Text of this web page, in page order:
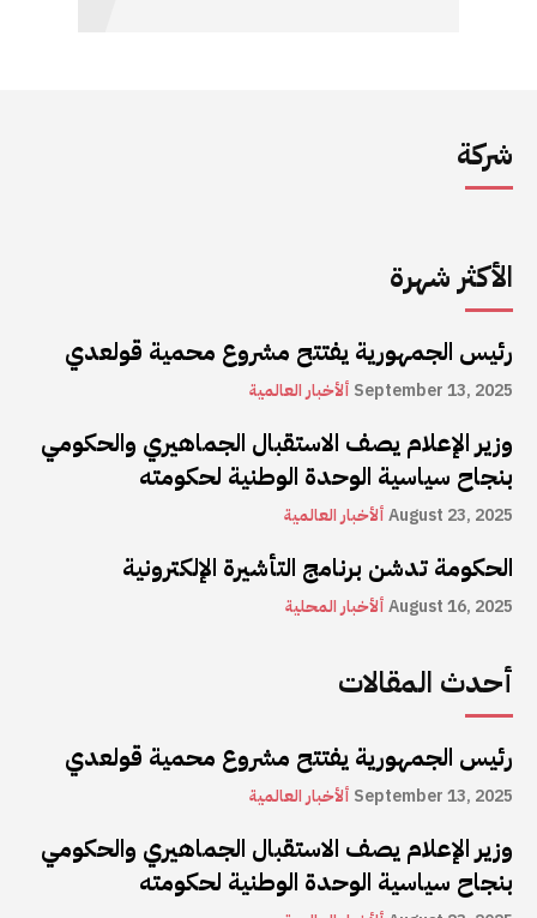
شركة
الأكثر شهرة
رئيس الجمهورية يفتتح مشروع محمية قولعدي
ألأخبار العالمية September 13, 2025
وزير الإعلام يصف الاستقبال الجماهيري والحكومي
بنجاح سياسية الوحدة الوطنية لحكومته
ألأخبار العالميةAugust 23, 2025
الحكومة تدشن برنامج التأشيرة الإلكترونية
ألأخبار المحليةAugust 16, 2025
أحدث المقالات
رئيس الجمهورية يفتتح مشروع محمية قولعدي
ألأخبار العالمية September 13, 2025
وزير الإعلام يصف الاستقبال الجماهيري والحكومي
بنجاح سياسية الوحدة الوطنية لحكومته